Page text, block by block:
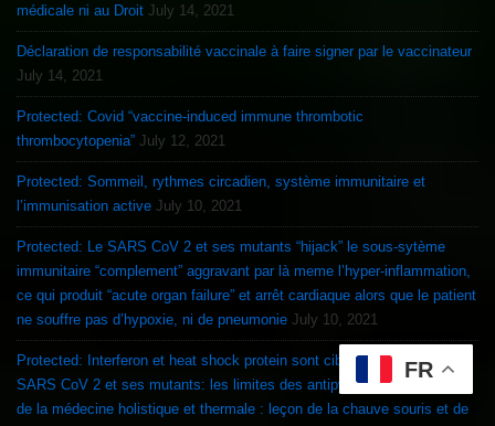
médicale ni au Droit July 14, 2021
Déclaration de responsabilité vaccinale à faire signer par le vaccinateur
July 14, 2021
Protected: Covid “vaccine-induced immune thrombotic
thrombocytopenia” July 12, 2021
Protected: Sommeil, rythmes circadien, système immunitaire et
l’immunisation active July 10, 2021
Protected: Le SARS CoV 2 et ses mutants “hijack” le sous-sytème
immunitaire “complement” aggravant par là meme l’hyper-inflammation,
ce qui produit “acute organ failure” et arrêt cardiaque alors que le patient
ne souffre pas d’hypoxie, ni de pneumonie July 10, 2021
Protected: Interferon et heat shock protein sont ciblés et inhibés par le
SARS CoV 2 et ses mutants: les limites des antipyrétiques et la force
de la médecine holistique et thermale : leçon de la chauve souris et de
FR